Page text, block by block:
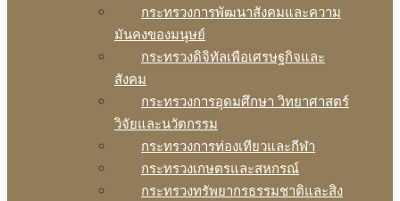
กระทรวงการพัฒนาสังคมและความ
มันคงของมนุษย์
กระทรวงดิจิทัลเพือเศรษฐกิจและ
สังคม
กระทรวงการอุดมศึกษา วิทยาศาสตร์
วิจัยและนวัตกรรม
กระทรวงการท่องเทียวและกีฬา
กระทรวงเกษตรและสหกรณ์
กระทรวงทรัพยากรธรรมชาติและสิง